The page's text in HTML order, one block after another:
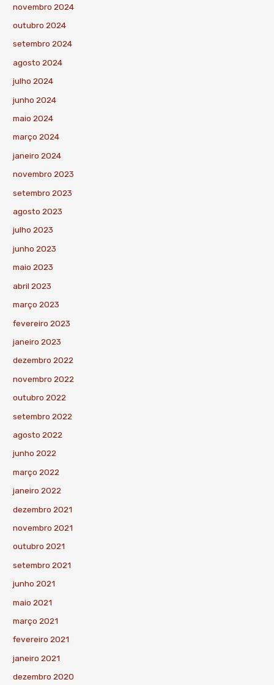
novembro 2024
outubro 2024
setembro 2024
agosto 2024
julho 2024
junho 2024
maio 2024
março 2024
janeiro 2024
novembro 2023
setembro 2023
agosto 2023
julho 2023
junho 2023
maio 2023
abril 2023
março 2023
fevereiro 2023
janeiro 2023
dezembro 2022
novembro 2022
outubro 2022
setembro 2022
agosto 2022
junho 2022
março 2022
janeiro 2022
dezembro 2021
novembro 2021
outubro 2021
setembro 2021
junho 2021
maio 2021
março 2021
fevereiro 2021
janeiro 2021
dezembro 2020